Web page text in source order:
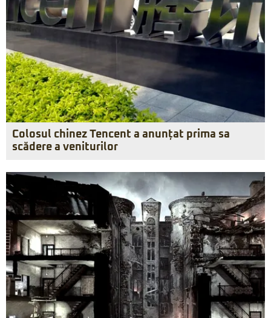
Colosul chinez Tencent a anunțat prima sa
scădere a veniturilor